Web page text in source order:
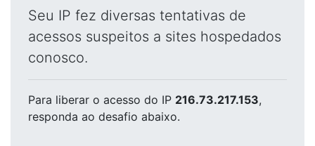
Seu IP fez diversas tentativas de
acessos suspeitos a sites hospedados
conosco.
Para liberar o acesso do IP 216.73.217.153,
responda ao desafio abaixo.